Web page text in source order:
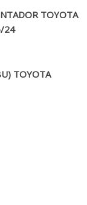
TOYOTA
24
TOYOTA